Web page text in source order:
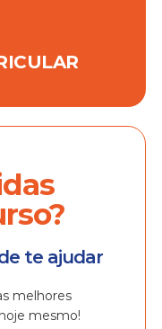
te ajudar
melhores
mesmo!